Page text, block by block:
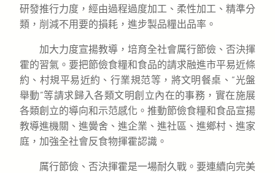
研發推行力度，經由過程過度加工、柔性加工、精準分
類，削減不用要的損耗，進步製品糧出品率。
加大力度宣揚教導，培育全社會厲行節儉、否決揮
霍的習氣。要把節儉食糧和食品的請求融進市平易近條
約、村規平易近約、行業規范等，將文明餐桌、“光盤
舉動”等請求歸入各類文明創立內在的事務，實在施展
各類創立的導向和示范感化。推動節儉食糧和食品宣揚
教導進機關、進黌舍、進企業、進社區、進鄉村、進家
庭，加強全社會反食物揮霍認識。
厲行節儉、否決揮霍是一場耐久戰。要連續向完美